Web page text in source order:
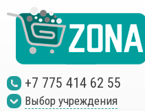
+7 775 414 62 55
Выбор учреждения